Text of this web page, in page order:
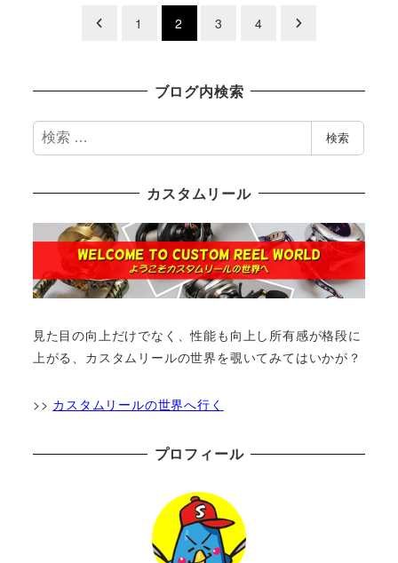
の
ペ
ジ
送
り
1 2 3 4
ブログ内検索
検
索
検索
カスタムリール
見た目の向上だけでなく、性能も向上し所有感が格段に
上がる、カスタムリールの世界を覗いてみてはいかが？
>> カスタムリールの世界へ行く
プロフィール